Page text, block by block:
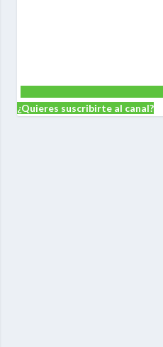
¿Quieres suscribirte al canal?